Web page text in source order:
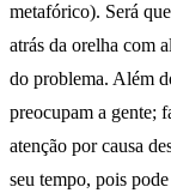
metafórico). Será
atrás da orelha com
do problema. Além
preocupam a gente;
atenção por causa
seu tempo, pois